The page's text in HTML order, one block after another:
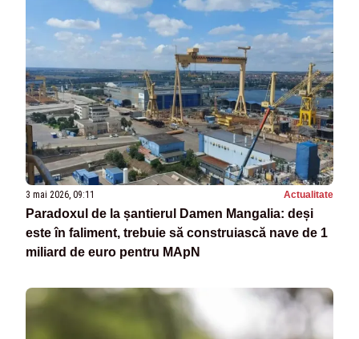
3 mai 2026, 09:11 Actualitate
Paradoxul de la șantierul Damen Mangalia: deși
este în faliment, trebuie să construiască nave de 1
miliard de euro pentru MApN